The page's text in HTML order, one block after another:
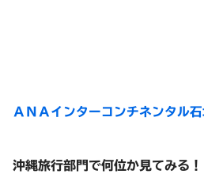
ＡＮＡインターコンチネンタル
沖縄旅行部門で何位か見てみる！